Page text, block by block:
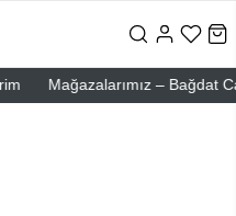
Mağazalarımız – Bağdat